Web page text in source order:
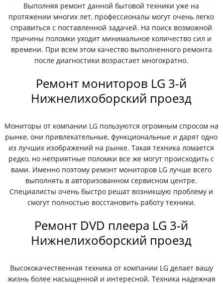
Выполняя ремонт данной бытовой техники уже на
протяжении многих лет, профессионалы могут очень легко
справиться с поставленной задачей. На поиск возможной
причины поломки уходит минимальное количество сил и
времени. При всем этом качество выполненного ремонта
после диагностики возрастает многократно.
Ремонт мониторов LG 3-й
Нижнелихоборский проезд
Мониторы от компании LG пользуются огромным спросом на
рынке, они привлекательные, функциональные и дарят одно
из лучших изображений на рынке. Такая техника ломается
редко, но неприятные поломки все же могут происходить с
вами. Именно поэтому ремонт мониторов LG лучше всего
выполнять в авторизованном сервисном центре.
Специалисты очень быстро решат возникшую проблему и
смогут полностью восстановить работу техники.
Ремонт DVD плеера LG 3-й
Нижнелихоборский проезд
Высококачественная техника от компании LG делает вашу
жизнь более насыщенной и интересной. Техника надежная